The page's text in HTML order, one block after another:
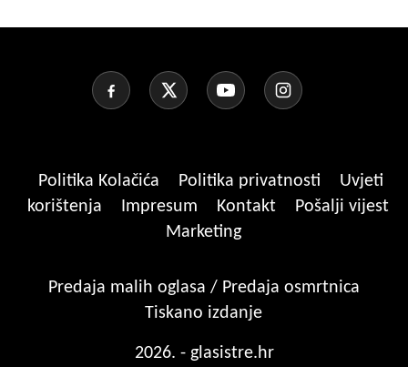
Politika Kolačića Politika privatnosti
Uvjeti
korištenja
Impresum Kontakt
Pošalji vijest
Marketing
Predaja malih oglasa / Predaja osmrtnica
Tiskano izdanje
2026. - glasistre.hr